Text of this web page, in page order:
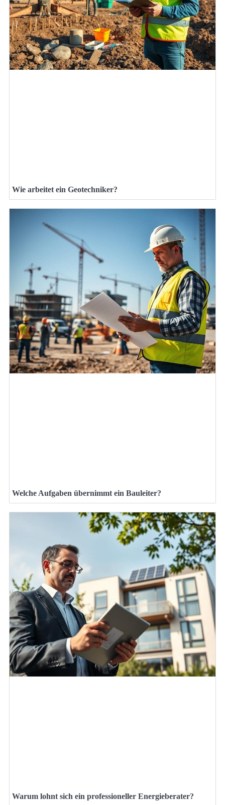
Wie arbeitet ein Geotechniker?
Welche Aufgaben übernimmt ein Bauleiter?
Warum lohnt sich ein professioneller Energieberater?